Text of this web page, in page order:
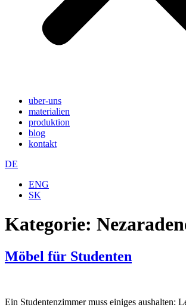
uber-uns
materialien
produktion
blog
kontakt
DE
ENG
SK
Kategorie:
Möbel für Studenten
Ein Studentenzimmer muss einiges aushalten: